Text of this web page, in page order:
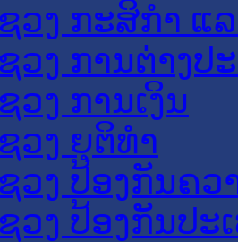
ວງ ກະສິກຳ ແ
ວງ ການຕ່າງປ
ວງ ການເງິນ
ວງ ຍຸຕິທໍາ
ວງ ປ້ອງກັນຄວ
ວງ ປ້ອງກັນປະ